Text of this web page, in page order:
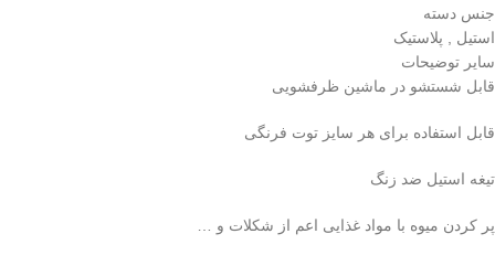
جنس دسته
استیل , پلاستیک
سایر توضیحات
قابل شستشو در ماشین ظرفشویی
قابل استفاده برای هر سایز توت فرنگی
تیغه استیل ضد زنگ
پر کردن میوه با مواد غذایی اعم از شکلات و …